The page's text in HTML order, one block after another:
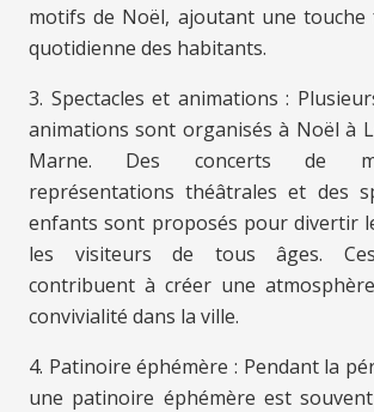
motifs de Noël, ajoutant une touche
quotidienne des habitants.
3. Spectacles et animations :
animations sont organisés à Noël à
Marne. Des concerts de
représentations théâtrales et des
enfants sont proposés pour divertir
les visiteurs de tous âges. Ces
contribuent à créer une
convivialité dans la ville.
4. Patinoire éphémère : Pendant la
une patinoire éphémère est